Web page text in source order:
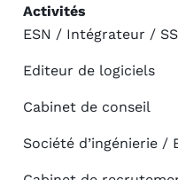
Activités
ESN / Intégrateur /
Editeur de logiciels
Cabinet de conseil
Société d’ingénierie /